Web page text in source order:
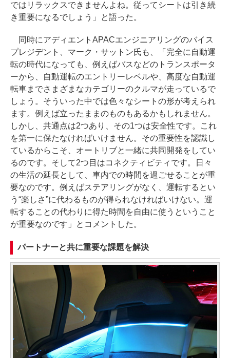
ではリラックスできませんよね。従ってシートは引き続
き重要になるでしょう」と語った。
同時にアディエントAPACエンジニアリングのバイス
プレジデント、マーク・サットン氏も、「完全に自動運
転の時代になっても、例えばバスなどのトランスポータ
ーから、自動運転のエントリーレベルや、高度な自動運
転車までさまざまなカテゴリーのクルマが走っているで
しょう。そういった中では色々なシートの形が考えられ
ます。例えば立ったままのものもあるかもしれません。
しかし、共通点は2つあり、その1つは安全性です。これ
を第一に保たなければいけません。その重要性を認識し
ているからこそ、オートリブと一緒に共同開発をしてい
るのです。そして2つ目はコネクティビティです。日々
の生活の延長として、車内での時間を過ごせることが重
要なのです。例えばステアリングがなく、運転するとい
う“楽しさ”に代わるものが得られなければいけない。運
転することの代わりに得た時間を自由に使うということ
が重要なのです」とコメントした。
パートナーと共に重要な課題を解決